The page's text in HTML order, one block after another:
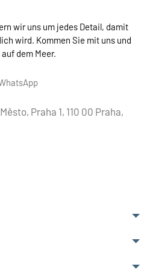
wir uns um jedes Detail, damit
wird. Kommen Sie mit uns und
dem Meer.
Praha 1, 110 00 Praha,